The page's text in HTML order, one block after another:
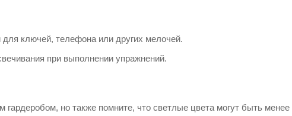
ключей, телефона или других мелочей.
при выполнении упражнений.
но также помните, что светлые цвета могут быть